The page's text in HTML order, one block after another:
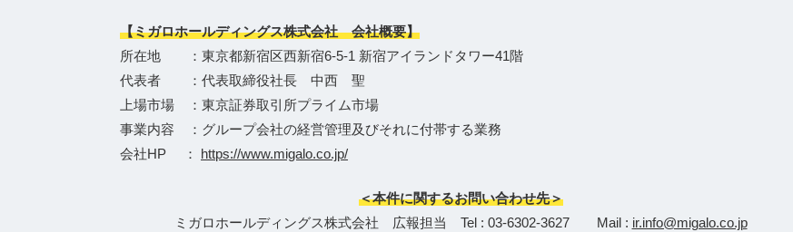
【ミガロホールディングス株式会社 会社概要】
所在地 ：東京都新宿区西新宿6-5-1 新宿アイランドタワー41階
代表者 ：代表取締役社長 中西 聖
上場市場 ：東京証券取引所プライム市場
事業内容 ：グループ会社の経営管理及びそれに付帯する業務
会社HP ： https://www.migalo.co.jp/
＜本件に関するお問い合わせ先＞
ミガロホールディングス株式会社 広報担当 Tel : 03-6302-3627 Mail : ir.info@migalo.co.jp